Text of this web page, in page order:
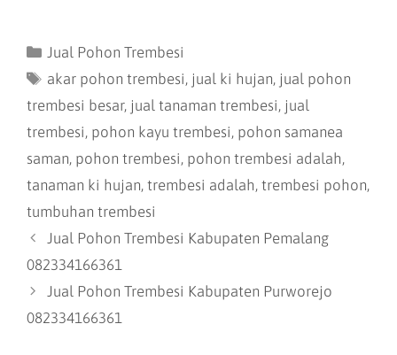
Jual Pohon Trembesi
akar pohon trembesi, jual ki hujan, jual pohon
trembesi besar, jual tanaman trembesi, jual
trembesi, pohon kayu trembesi, pohon samanea
saman, pohon trembesi, pohon trembesi adalah,
tanaman ki hujan, trembesi adalah, trembesi pohon,
tumbuhan trembesi
Jual Pohon Trembesi Kabupaten Pemalang
082334166361
Jual Pohon Trembesi Kabupaten Purworejo
082334166361